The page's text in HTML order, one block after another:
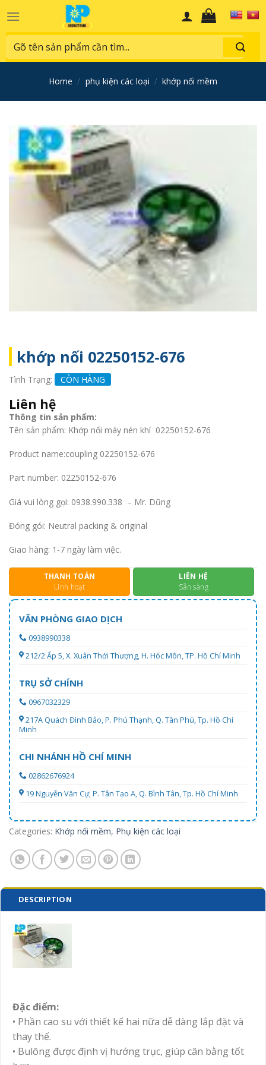
to
content
Search
for:
home / phụ kiện các loại / khớp nối mềm
khớp nối 02250152-676
Tình Trạng: CÒN HÀNG
Liên hệ
Thông tin sản phẩm:
Tên sản phẩm: Khớp nối máy nén khí 02250152-676
Product name:coupling 02250152-676
Part number: 02250152-676
Giá vui lòng gọi: 0938.990.338 – Mr. Dũng
Đóng gói: Neutral packing & original
Giao hàng: 1-7 ngày làm việc.
THANH TOÁN
Linh hoạt
LIÊN HỆ
Sẵn sàng
VĂN PHÒNG GIAO DỊCH
0938990338
212/2 Ấp 5, X. Xuân Thới Thượng, H. Hóc Môn, TP. Hồ Chí Minh
TRỤ SỞ CHÍNH
0967032329
217A Quách Đình Bảo, P. Phú Thạnh, Q. Tân Phú, Tp. Hồ Chí
Minh
CHI NHÁNH HỒ CHÍ MINH
02862676924
19 Nguyễn Văn Cự, P. Tân Tạo A, Q. Bình Tân, Tp. Hồ Chí Minh
Categories: Khớp nối mềm, Phụ kiện các loại
DESCRIPTION
Đặc điểm:
• Phần cao su với thiết kế hai nữa dễ dàng lắp đặt và
thay thế.
• Bulông được định vị hướng trục, giúp cân bằng tốt